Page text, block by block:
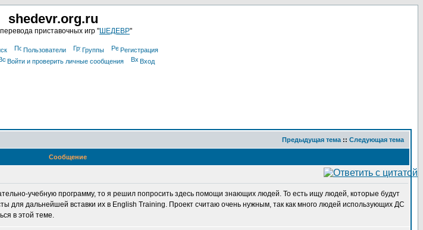
shedevr.org.ru
приставочных игр "ШЕДЕВР"
Пользователи Группы
Регистрация
Войти и проверить личные сообщения Вход
Предыдущая тема :: Следующая тема
Сообщение
учебную программу, то я решил попросить здесь помощи знающих людей. То есть ищу людей, которые будут
для дальнейшей вставки их в English Training. Проект считаю очень нужным, так как много людей использующих ДС
в этой теме.